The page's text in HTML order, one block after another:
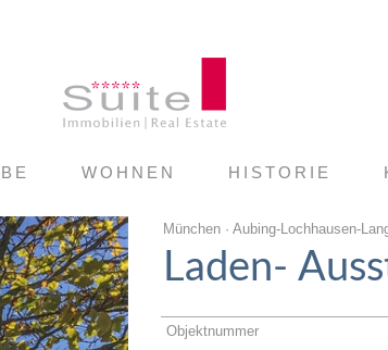
WOHNEN HISTORIE
München · Aubing-Lochhausen-
Laden-
Objektnummer